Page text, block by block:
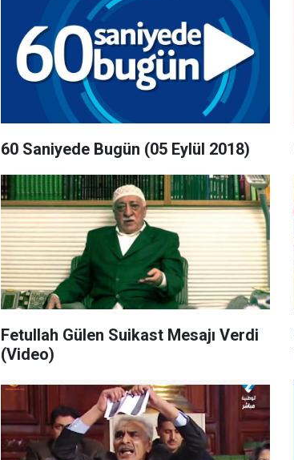
60 Saniyede Bugün (05 Eylül 2018)
Fetullah Gülen Suikast Mesajı Verdi
(Video)